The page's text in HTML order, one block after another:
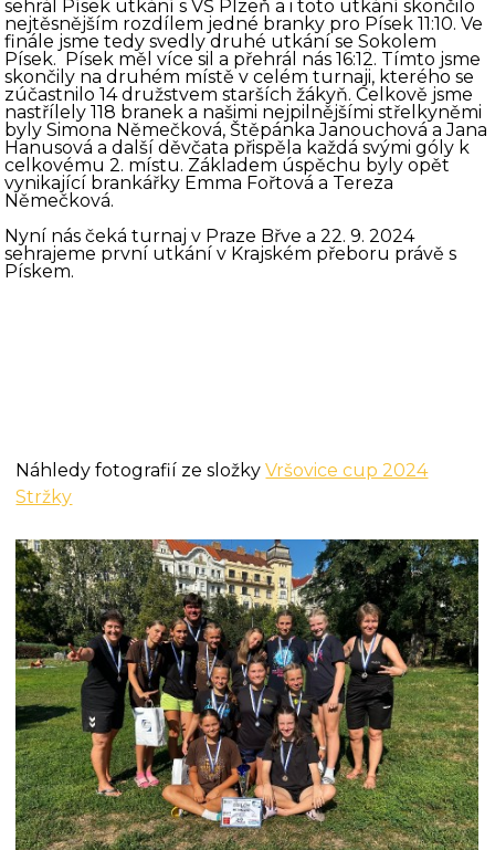
sehrál Písek utkání s VŠ Plzeň a i toto utkání skončilo
nejtěsnějším rozdílem jedné branky pro Písek 11:10. Ve
finále jsme tedy svedly druhé utkání se Sokolem
Písek. Písek měl více sil a přehrál nás 16:12. Tímto jsme
skončily na druhém místě v celém turnaji, kterého se
zúčastnilo 14 družstvem starších žákyň. Celkově jsme
nastřílely 118 branek a našimi nejpilnějšími střelkyněmi
byly Simona Němečková, Štěpánka Janouchová a Jana
Hanusová a další děvčata přispěla každá svými góly k
celkovému 2. místu. Základem úspěchu byly opět
vynikající brankářky Emma Fořtová a Tereza
Němečková.
Nyní nás čeká turnaj v Praze Břve a 22. 9. 2024
sehrajeme první utkání v Krajském přeboru právě s
Pískem.
Náhledy fotografií ze složkyVršovice cup 2024
Stržky